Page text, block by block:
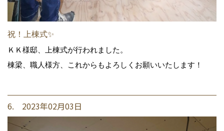
祝！上棟式✨
ＫＫ様邸、上棟式が行われました。
棟梁、職人様方、これからもよろしくお願いいたします！
6. 2023年02月03日